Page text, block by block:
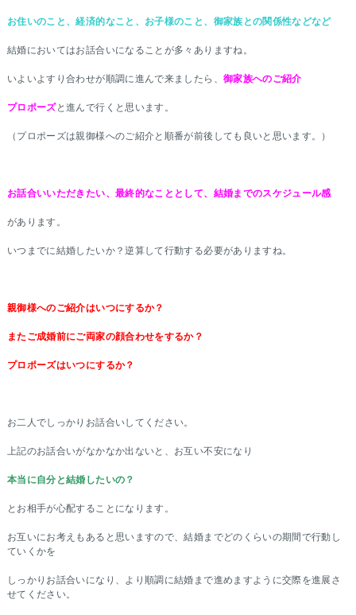
お住いのこと、経済的なこと、お子様のこと、御家族との関係性などなど
結婚においてはお話合いになることが多々ありますね。
いよいよすり合わせが順調に進んで来ましたら、 御家族へのご紹介
プロポーズと進んで行くと思います。
（プロポーズは親御様へのご紹介と順番が前後しても良いと思います。）
お話合いいただきたい、最終的なこととして、結婚までのスケジュール感
があります。
いつまでに結婚したいか？逆算して行動する必要がありますね。
親御様へのご紹介はいつにするか？
またご成婚前にご両家の顔合わせをするか？
プロポーズはいつにするか？
お二人でしっかりお話合いしてください。
上記のお話合いがなかなか出ないと、お互い不安になり
本当に自分と結婚したいの？
とお相手が心配することになります。
お互いにお考えもあると思いますので、結婚までどのくらいの期間で行動し
ていくかを
しっかりお話合いになり、より順調に結婚まで進めますように交際を進展さ
せてください。